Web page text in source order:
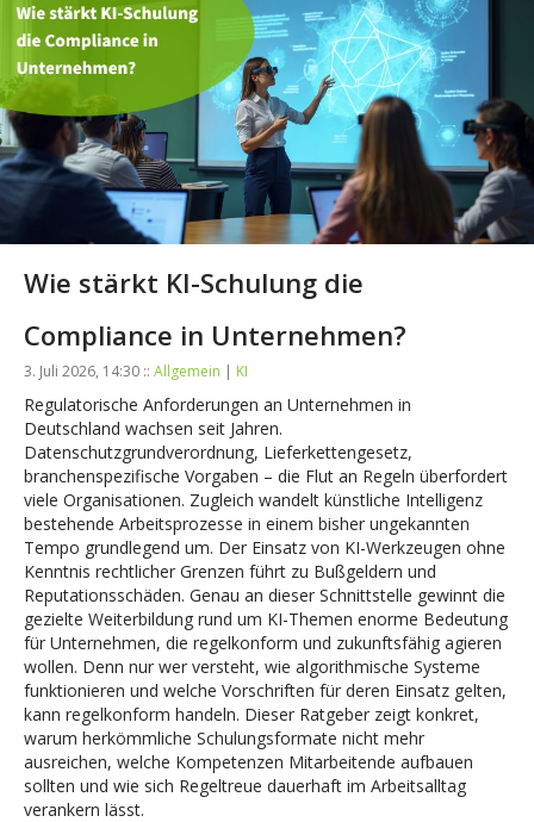
Wie stärkt KI-Schulung die
Compliance in Unternehmen?
3. Juli 2026, 14:30 :: Allgemein | KI
Regulatorische Anforderungen an Unternehmen in
Deutschland wachsen seit Jahren.
Datenschutzgrundverordnung, Lieferkettengesetz,
branchenspezifische Vorgaben – die Flut an Regeln überfordert
viele Organisationen. Zugleich wandelt künstliche Intelligenz
bestehende Arbeitsprozesse in einem bisher ungekannten
Tempo grundlegend um. Der Einsatz von KI-Werkzeugen ohne
Kenntnis rechtlicher Grenzen führt zu Bußgeldern und
Reputationsschäden. Genau an dieser Schnittstelle gewinnt die
gezielte Weiterbildung rund um KI-Themen enorme Bedeutung
für Unternehmen, die regelkonform und zukunftsfähig agieren
wollen. Denn nur wer versteht, wie algorithmische Systeme
funktionieren und welche Vorschriften für deren Einsatz gelten,
kann regelkonform handeln. Dieser Ratgeber zeigt konkret,
warum herkömmliche Schulungsformate nicht mehr
ausreichen, welche Kompetenzen Mitarbeitende aufbauen
sollten und wie sich Regeltreue dauerhaft im Arbeitsalltag
verankern lässt.